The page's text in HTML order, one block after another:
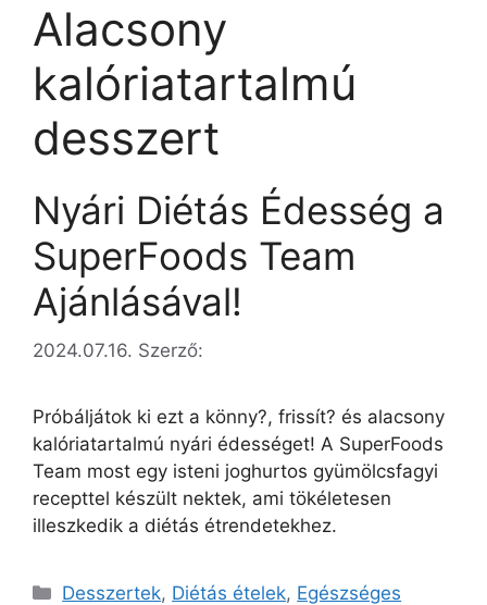
Alacsony
kalóriatartalmú
desszert
Nyári Diétás Édesség a
SuperFoods Team
Ajánlásával!
2024.07.16. Szerző:
Próbáljátok ki ezt a könny?, frissít? és alacsony
kalóriatartalmú nyári édességet! A SuperFoods
Team most egy isteni joghurtos gyümölcsfagyi
recepttel készült nektek, ami tökéletesen
illeszkedik a diétás étrendetekhez.
Desszertek, Diétás ételek, Egészséges